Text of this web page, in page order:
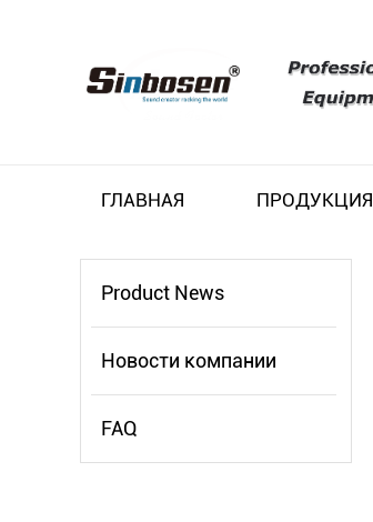
ГЛАВНАЯ ПРОДУКЦИЯ
Product News
Новости компании
FAQ